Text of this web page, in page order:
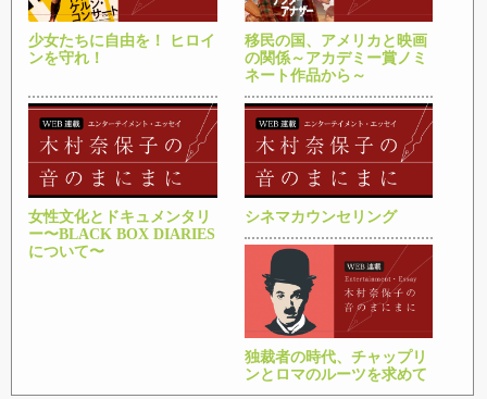
少女たちに自由を！ ヒロイ
ンを守れ！
移民の国、アメリカと映画
の関係～アカデミー賞ノミ
ネート作品から～
女性文化とドキュメンタリ
ー〜BLACK BOX DIARIES
について〜
シネマカウンセリング
独裁者の時代、チャップリ
ンとロマのルーツを求めて